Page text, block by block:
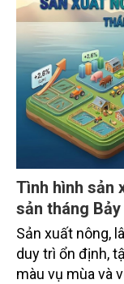
Tình hình sản
sản tháng
Sản xuất nông,
duy trì ổn định,
màu vụ mùa và